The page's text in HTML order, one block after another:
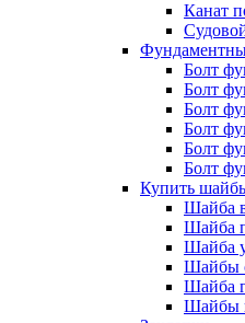
Канат
Болт
Болт
Болт
Болт
Болт
Болт
Купить
Шайба
Шайба
Шайба
Шайбы
Шайба
Шайбы